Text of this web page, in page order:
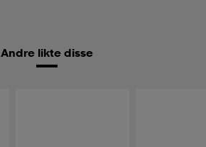
Andre likte disse